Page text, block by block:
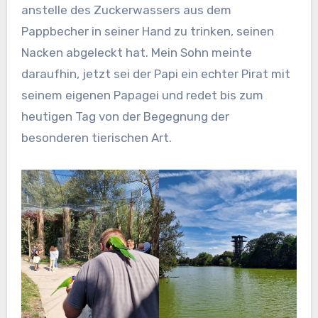
anstelle des Zuckerwassers aus dem
Pappbecher in seiner Hand zu trinken, seinen
Nacken abgeleckt hat. Mein Sohn meinte
daraufhin, jetzt sei der Papi ein echter Pirat mit
seinem eigenen Papagei und redet bis zum
heutigen Tag von der Begegnung der
besonderen tierischen Art.